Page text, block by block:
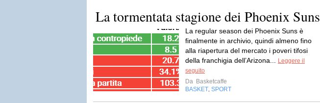
La tormentata stagione dei Phoenix Suns
La regular season dei Phoenix Suns è
finalmente in archivio, quindi almeno fino
alla riapertura del mercato i poveri tifosi
della franchigia dell’Arizona...
Leggere il
seguito
Da Basketcaffe
BASKET SPORT